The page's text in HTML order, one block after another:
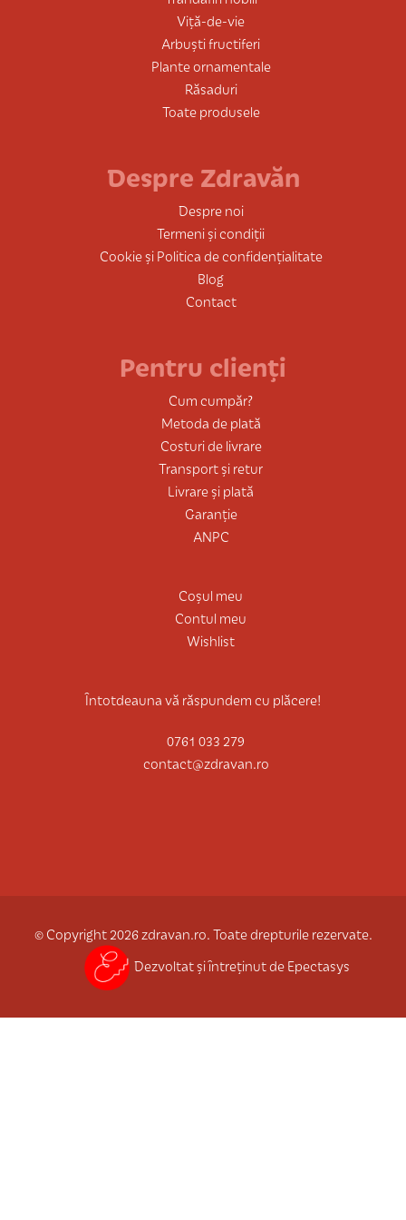
Viță-de-vie
Arbuști fructiferi
Plante ornamentale
Răsaduri
Toate produsele
Despre Zdravăn
Despre noi
Termeni și condiții
Cookie și Politica de confidențialitate
Blog
Contact
Pentru clienți
Cum cumpăr?
Metoda de plată
Costuri de livrare
Transport și retur
Livrare și plată
Garanție
ANPC
Coșul meu
Contul meu
Wishlist
Întotdeauna vă răspundem cu plăcere!
0761 033 279
contact@zdravan.ro
© Copyright 2026 zdravan.ro. Toate drepturile rezervate.
Dezvoltat și întreținut de Epectasys